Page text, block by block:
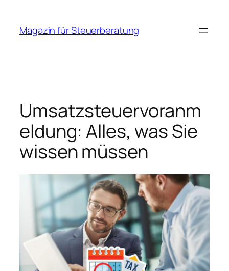
springen
Magazin für Steuerberatung
Umsatzsteuervoranm
eldung: Alles, was Sie
wissen müssen